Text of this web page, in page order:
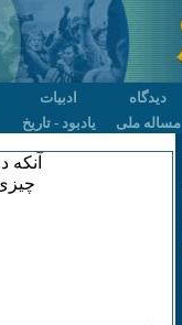
دیدگاه ادبیات
مساله ملی یادبود - تاریخ